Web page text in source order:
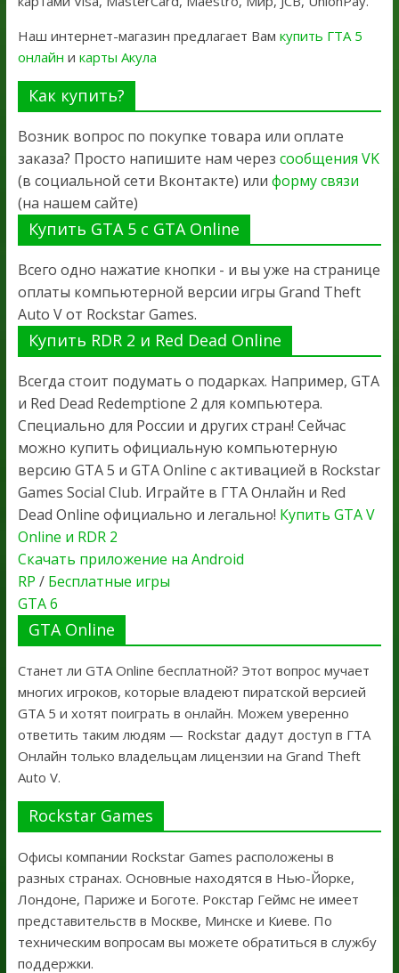
Наш интернет-магазин предлагает Вам купить ГТА 5
онлайн и карты Акула
Как купить?
Возник вопрос по покупке товара или оплате
заказа? Просто напишите нам через сообщения VK
(в социальной сети Вконтакте) или форму связи
(на нашем сайте)
Купить GTA 5 с GTA Online
Всего одно нажатие кнопки - и вы уже на странице
оплаты компьютерной версии игры Grand Theft
Auto V от Rockstar Games.
Купить RDR 2 и Red Dead Online
Всегда стоит подумать о подарках. Например, GTA
и Red Dead Redemptione 2 для компьютера.
Специально для России и других стран! Сейчас
можно купить официальную компьютерную
версию GTA 5 и GTA Online с активацией в Rockstar
Games Social Club. Играйте в ГТА Онлайн и Red
Dead Online официально и легально! Купить GTA V
Online и RDR 2
Скачать приложение на Android
RP / Бесплатные игры
GTA 6
GTA Online
Станет ли GTA Online бесплатной? Этот вопрос мучает
многих игроков, которые владеют пиратской версией
GTA 5 и хотят поиграть в онлайн. Можем уверенно
ответить таким людям — Rockstar дадут доступ в ГТА
Онлайн только владельцам лицензии на Grand Theft
Auto V.
Rockstar Games
Офисы компании Rockstar Games расположены в
разных странах. Основные находятся в Нью-Йорке,
Лондоне, Париже и Боготе. Рокстар Геймс не имеет
представительств в Москве, Минске и Киеве. По
техническим вопросам вы можете обратиться в службу
поддержки.